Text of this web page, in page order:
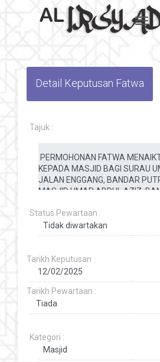
Detail Keputusan Fatwa
Tajuk :
Status Pewartaan :
Tarikh Keputusan :
Tarikh Pewartaan :
Kategori :